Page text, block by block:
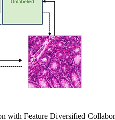
with Feature Diversified